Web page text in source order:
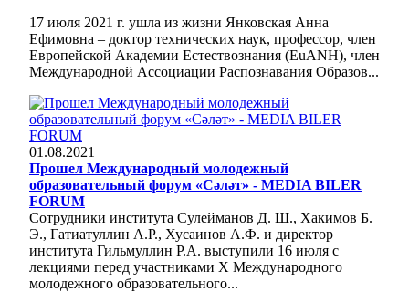
17 июля 2021 г. ушла из жизни Янковская Анна
Ефимовна – доктор технических наук, профессор, член
Европейской Академии Естествознания (EuANH), член
Международной Ассоциации Распознавания Образов...
01.08.2021
Прошел Международный молодежный
образовательный форум «Cәләт» - MEDIA BILER
FORUM
Сотрудники института Сулейманов Д. Ш., Хакимов Б.
Э., Гатиатуллин А.Р., Хусаинов А.Ф. и директор
института Гильмуллин Р.А. выступили 16 июля с
лекциями перед участниками X Международного
молодежного образовательного...